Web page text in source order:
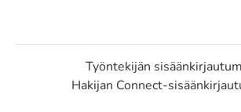
Työntekijän
Hakijan Connect-